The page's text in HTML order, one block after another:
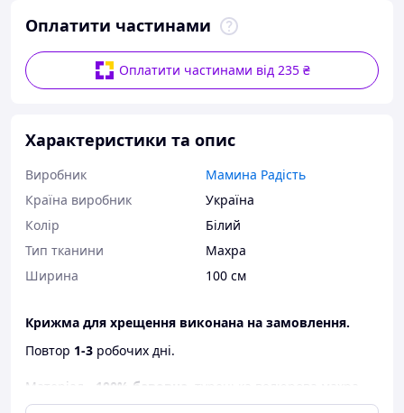
Оплатити частинами
Оплатити частинами від 235 ₴
Характеристики та опис
Виробник
Мамина Радість
Країна виробник
Україна
Колір
Білий
Тип тканини
Махра
Ширина
100 см
Крижма для хрещення виконана на замовлення.
Повтор 1-3 робочих дні.
Матеріал - 100% бавовна